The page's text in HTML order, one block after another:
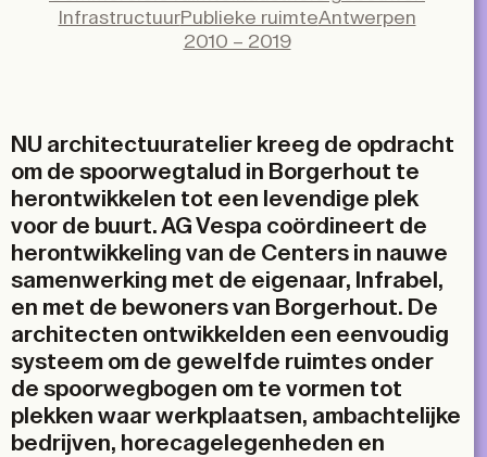
LinkedIn
Email
InfrastructuurPublieke ruimteAntwerpen
2010 – 2019
NU architectuuratelier kreeg de opdracht
om de spoorwegtalud in Borgerhout te
herontwikkelen tot een levendige plek
voor de buurt. AG Vespa coördineert de
herontwikkeling van de Centers in nauwe
samenwerking met de eigenaar, Infrabel,
en met de bewoners van Borgerhout. De
architecten ontwikkelden een eenvoudig
systeem om de gewelfde ruimtes onder
de spoorwegbogen om te vormen tot
plekken waar werkplaatsen, ambachtelijke
bedrijven, horecagelegenheden en